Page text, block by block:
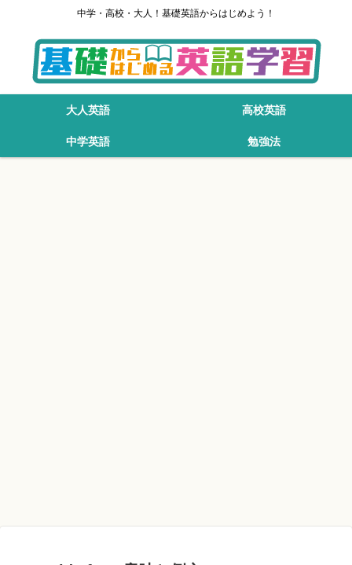
中学・高校・大人！基礎英語からはじめよう！
大人英語 高校英語
中学英語 勉強法